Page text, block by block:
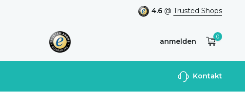
4.6 @ Trusted Shops
anmelden
Benutzerkonto
0
Kontakt